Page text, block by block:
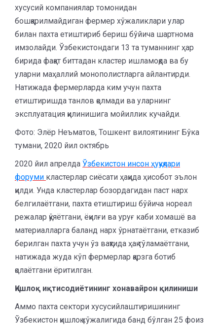
хусусий компаниялар томонидан
бошқарилмайдиган фермер хўжаликлари улар
билан пахта етиштириб бериш бўйича шартнома
имзолайди. Ўзбекистондаги 13 та туманнинг ҳар
бирида фақат биттадан кластер ишламоқда ва бу
уларни маҳаллий монополистларга айлантирди.
Натижада фермерларда ким учун пахта
етиштиришда танлов қолмади ва уларнинг
эксплуатация қилинишига мойиллик кучайди.
Фото: Элёр Неъматов, Тошкент вилоятининг Бўка
тумани, 2020 йил октябрь
2020 йил апрелда Ўзбекистон инсон ҳуқуқлари
форуми кластерлар сиёсати ҳақида ҳисобот эълон
қилди. Унда кластерлар бозордагидан паст нарх
белгилаётгани, пахта етиштириш бўйича нореал
режалар қўяётгани, ёқилғи ва уруғ каби хомашё ва
материалларга баланд нарх ўрнатаётгани, етказиб
берилган пахта учун ўз вақтида ҳақ тўламаётгани,
натижада жуда кўп фермерлар қарзга ботиб
қолаётгани ёритилган.
Қишлоқ иқтисодиётининг хонавайрон қилиниши
Аммо пахта сектори хусусийлаштиришининг
Ўзбекистон қишлоқ хўжалигида банд бўлган 25 фоиз